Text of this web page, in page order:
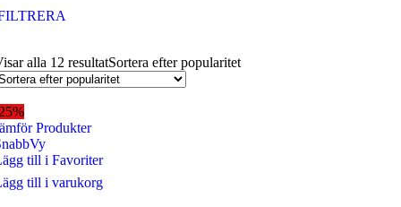
alla 12 resultatSortera efter popularitet
Produkter
till i Favoriter
till i varukorg